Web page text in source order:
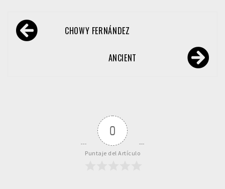
Navegación
de CHOWY FERNÁNDEZ
ANCIENT
0
Puntaje del Artículo